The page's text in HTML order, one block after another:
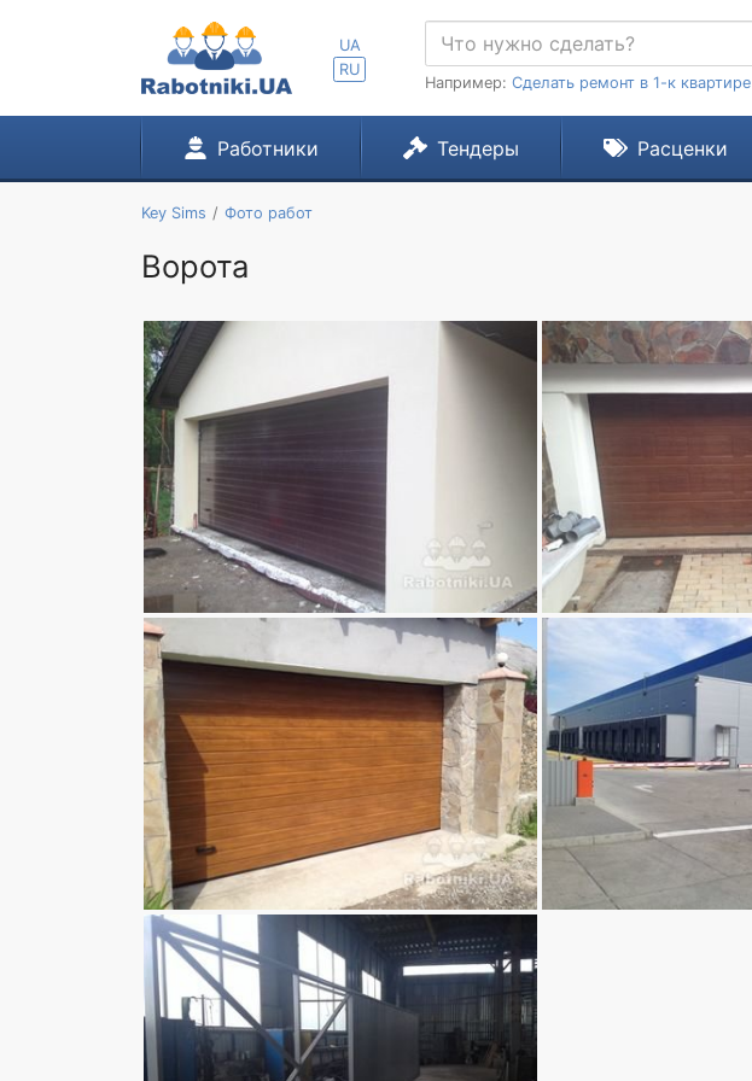
UA
RU
Например: Сделать ремонт в 1-к квартире
Работники Тендеры Расценки
Key Sims Фото работ
Ворота